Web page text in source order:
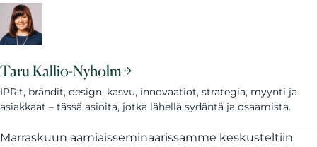
Taru Kallio-Nyholm
IPR:t, brändit, design, kasvu, innovaatiot, strategia, myynti ja
asiakkaat – tässä asioita, jotka lähellä sydäntä ja osaamista.
Marraskuun aamiaisseminaarissamme keskusteltiin